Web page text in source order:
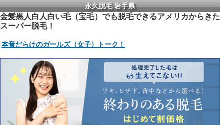
永久脱毛 岩手県
金髪黒人白人白い毛（宝毛）でも脱毛できるアメリカからきた
スーパー脱毛！
本音だらけのガールズ（女子）トーク！